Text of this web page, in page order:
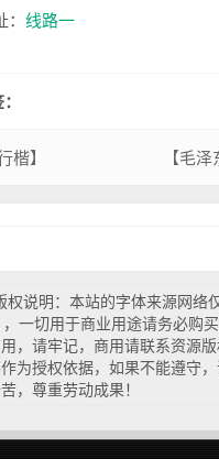
线路一
楷】 【毛
权说明：本站的字体来源网络
一切用于商业用途请务必购
，请牢记，商用请联系资源
为授权依据，如果不能遵守
，尊重劳动成果！